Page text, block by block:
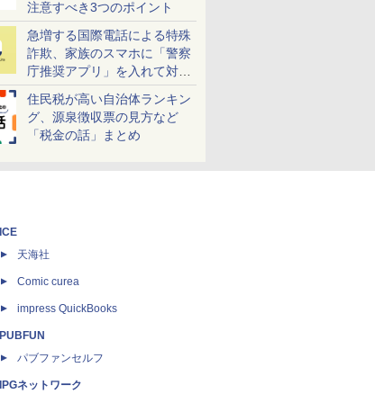
注意すべき3つのポイント
急増する国際電話による特殊
詐欺、家族のスマホに「警察
庁推奨アプリ」を入れて対策
しよう！
住民税が高い自治体ランキン
グ、源泉徴収票の見方など
「税金の話」まとめ
ICE
天海社
Comic curea
impress QuickBooks
PUBFUN
パブファンセルフ
IPGネットワーク